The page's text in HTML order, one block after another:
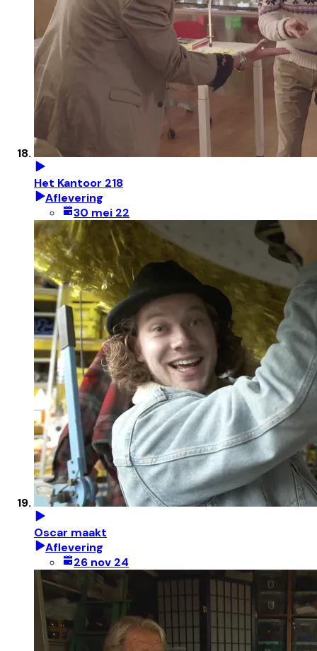
Het Kantoor 218
Aflevering
30 mei 22
Oscar maakt
Aflevering
26 nov 24